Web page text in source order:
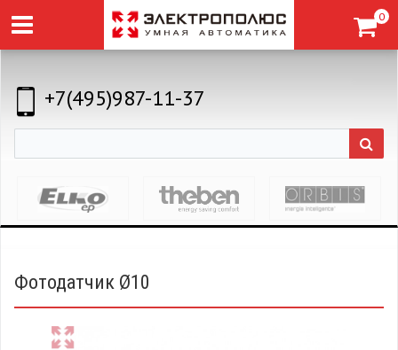
0
+7(495)987-11-37
Фотодатчик Ø10